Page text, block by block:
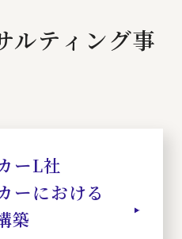
ルティング事
ーL社
ーにおける
築